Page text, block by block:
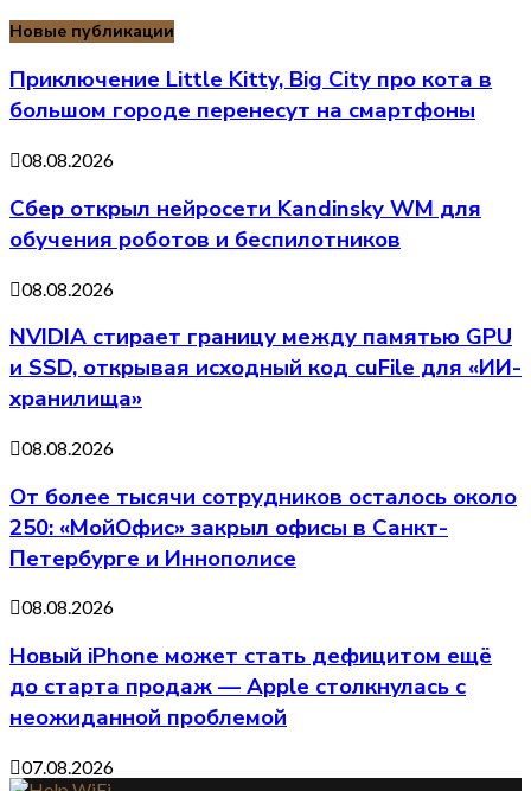
Новые публикации
Приключение Little Kitty, Big City про кота в
большом городе перенесут на смартфоны
08.08.2026
Сбер открыл нейросети Kandinsky WM для
обучения роботов и беспилотников
08.08.2026
NVIDIA стирает границу между памятью GPU
и SSD, открывая исходный код cuFile для «ИИ-
хранилища»
08.08.2026
От более тысячи сотрудников осталось около
250: «МойОфис» закрыл офисы в Санкт-
Петербурге и Иннополисе
08.08.2026
Новый iPhone может стать дефицитом ещё
до старта продаж — Apple столкнулась с
неожиданной проблемой
07.08.2026